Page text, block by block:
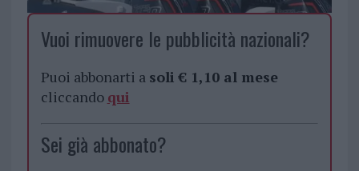
Vuoi rimuovere le pubblicità nazionali?
Puoi abbonarti a soli € 1,10 al mese
cliccando qui
Sei già abbonato?